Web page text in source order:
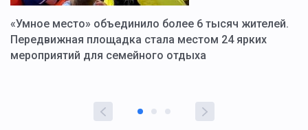
«Умное место» объединило более 6 тысяч жителей.
Передвижная площадка стала местом 24 ярких
мероприятий для семейного отдыха